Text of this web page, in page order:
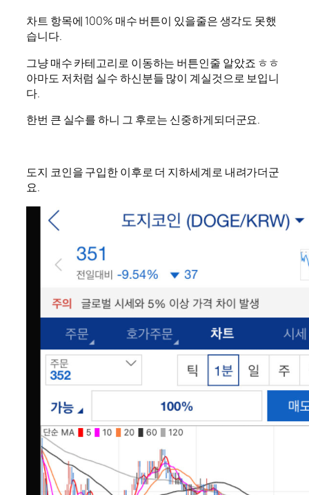
차트 항목에 100% 매수 버튼이 있을줄은 생각도 못했
습니다.
그냥 매수 카테고리로 이동하는 버튼인줄 알았죠 ㅎㅎ
아마도 저처럼 실수 하신분들 많이 계실것으로 보입니
다.
한번 큰 실수를 하니 그 후로는 신중하게되더군요.
도지 코인을 구입한 이후로 더 지하세계로 내려가더군
요.